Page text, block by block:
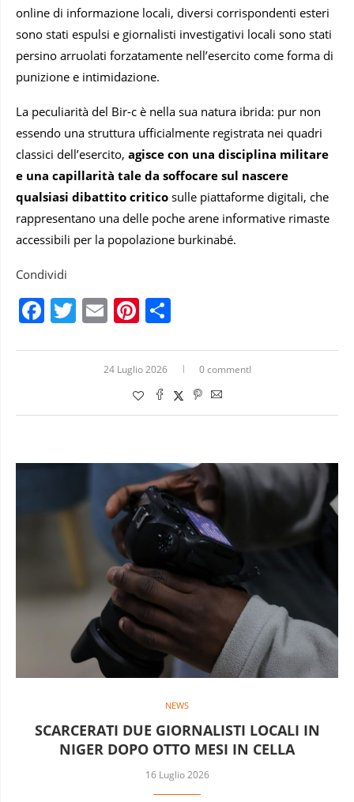
online di informazione locali, diversi corrispondenti esteri
sono stati espulsi e giornalisti investigativi locali sono stati
persino arruolati forzatamente nell’esercito come forma di
punizione e intimidazione.
La peculiarità del Bir-c è nella sua natura ibrida: pur non
essendo una struttura ufficialmente registrata nei quadri
classici dell’esercito, agisce con una disciplina militare
e una capillarità tale da soffocare sul nascere
qualsiasi dibattito critico sulle piattaforme digitali, che
rappresentano una delle poche arene informative rimaste
accessibili per la popolazione burkinabé.
Condividi
Facebook
Twitter
EmailPinterest
24 Luglio 2026 0 commentI
NEWS
SCARCERATI DUE GIORNALISTI LOCALI IN
NIGER DOPO OTTO MESI IN CELLA
16 Luglio 2026